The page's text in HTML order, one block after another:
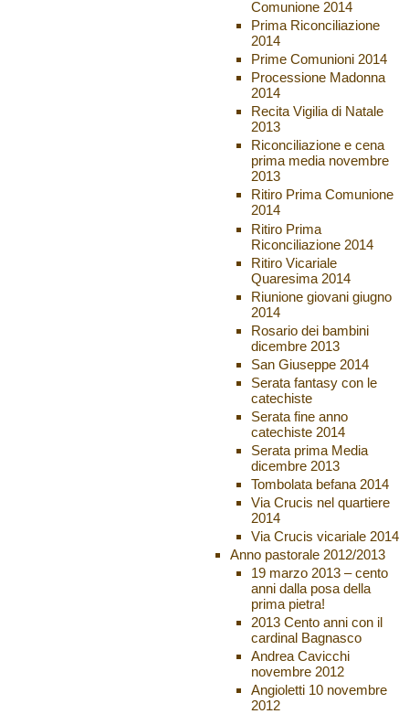
Comunione 2014
Prima Riconciliazione
2014
Prime Comunioni 2014
Processione Madonna
2014
Recita Vigilia di Natale
2013
Riconciliazione e cena
prima media novembre
2013
Ritiro Prima Comunione
2014
Ritiro Prima
Riconciliazione 2014
Ritiro Vicariale
Quaresima 2014
Riunione giovani giugno
2014
Rosario dei bambini
dicembre 2013
San Giuseppe 2014
Serata fantasy con le
catechiste
Serata fine anno
catechiste 2014
Serata prima Media
dicembre 2013
Tombolata befana 2014
Via Crucis nel quartiere
2014
Via Crucis vicariale 2014
Anno pastorale 2012/2013
19 marzo 2013 – cento
anni dalla posa della
prima pietra!
2013 Cento anni con il
cardinal Bagnasco
Andrea Cavicchi
novembre 2012
Angioletti 10 novembre
2012